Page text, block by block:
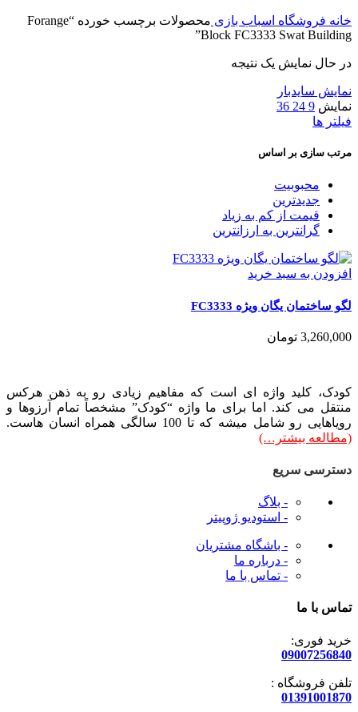
خانه فروشگاه اسباب بازی
محصولات برچسب خورده “Forange
Block FC3333 Swat Building”
در حال نمایش یک نتیجه
نمایش سایدبار
نمایش 9
24
36
فیلتر ها
مرتب سازی بر اساس
محبوبیت
جدیدترین
قیمت از کم به زیاد
گرانترین به ارزانترین
افزودن به سبد خرید
لگو ساختمان یگان ویژه FC3333
3,260,000 تومان
کودک، کلید واژه ای است که مفاهیم زیادی رو به ذهن هرکس
منتقل می کند. اما برای ما واژه “کودک” مشخصاً تمام آرزوها و
رویاهایی رو شامل میشه که تا 100 سالگی همراه انسان هاست.
(مطالعه بیشتر…)
دسترسی سریع
- بلاگ
- استودیو ژوپیتر
- باشگاه مشتریان
- درباره ما
- تماس با ما
تماس با ما
خرید فوری:
09007256840
تلفن فروشگاه :
01391001870